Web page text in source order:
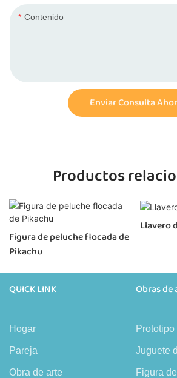
Contenido
Enviar Consulta
Productos
Figura de peluche flocada de
Pikachu
Llavero
QUICK LINK
Hogar
Pareja
Obra de arte
Obras de
Juguete
Figura